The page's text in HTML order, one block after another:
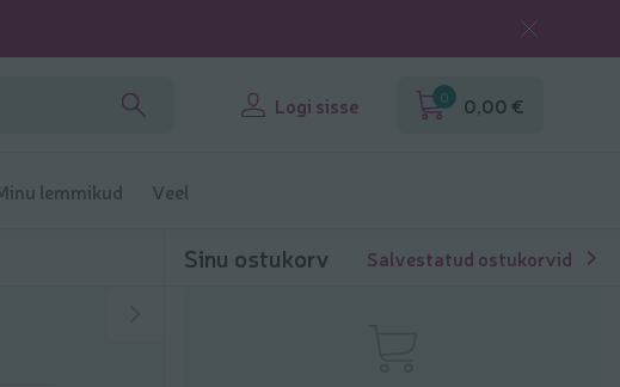
Logi sisse 0 0,00 €
lemmikud Veel
Sinu ostukorv Salvestatud ostukorvid